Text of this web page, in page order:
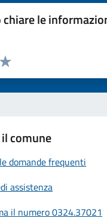
chiare le
la pagina
5 stelle su 5
4 stelle su 5
su 5
su 5
5
comune
domande frequenti
assistenza
il numero 0324.37021